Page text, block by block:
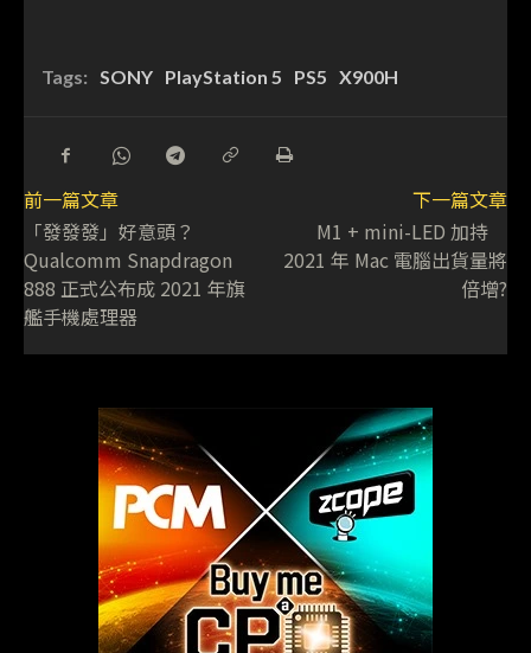
Tags: SONY PlayStation 5 PS5 X900H
前一篇文章
「發發發」好意頭？
Qualcomm Snapdragon
888 正式公布成 2021 年旗
艦手機處理器
下一篇文章
M1 + mini-LED 加持
2021 年 Mac 電腦出貨量將
倍增?